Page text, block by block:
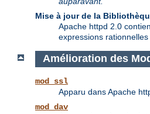
Mise à jour de la
Apache httpd 2.0
expressions
Amélioration des
mod_ssl
Apparu dans Apache
mod_dav